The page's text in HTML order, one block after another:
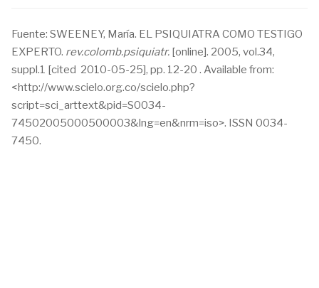
Fuente: SWEENEY, María. EL PSIQUIATRA COMO TESTIGO
EXPERTO. rev.colomb.psiquiatr. [online]. 2005, vol.34,
suppl.1 [cited 2010-05-25], pp. 12-20 . Available from:
<http://www.scielo.org.co/scielo.php?
script=sci_arttext&pid=S0034-
74502005000500003&lng=en&nrm=iso>. ISSN 0034-
7450.